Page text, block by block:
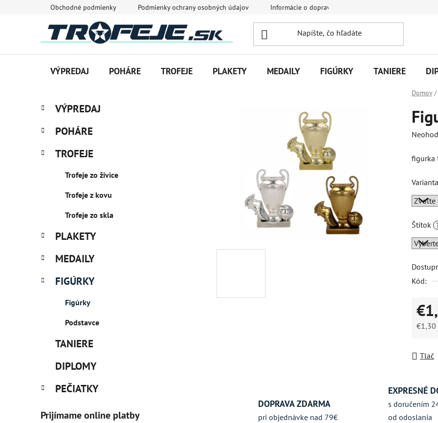
Obchodné podmienky Podmienky ochrany osobných údajov Informácie o doprave
VÝPREDAJ POHÁRE TROFEJE PLAKETY MEDAILY FIGÚRKY TANIERE
Domov /
B
č
ý
Preskočiť
kategórie
K
a
e
ó
VÝPREDAJ
POHÁRE
TROFEJE
Trofeje zo živice
Trofeje z kovu
Trofeje zo skla
PLAKETY
MEDAILY
FIGÚRKY
Figúrky
Podstavce
TANIERE
DIPLOMY
PEČIATKY
Prijímame online platby
0,0
z
figurka
Varianta
Štítok
Kód:
€1,30
Tlač
DOPRAVA ZDARMA
pri objednávke nad 79€
EXPRESNÉ
s doručením
od odoslania